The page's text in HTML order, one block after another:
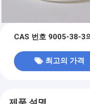
CAS 번호 9005-38-3
최고의 가격